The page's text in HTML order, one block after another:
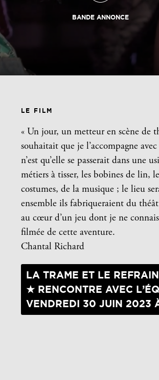
BANDE ANNONCE
LE FILM
« Un jour, un metteur en scène de
souhaitait que je l’accompagne
n’est qu’elle se passerait dans une
métiers à tisser, les bobines de lin,
costumes, de la musique ; le lieu
ensemble ils fabriqueraient du
au cœur d’un jeu dont je ne
filmée de cette aventure.
Chantal Richard
LA TRAME ET LE
★ RENCONTRE AVEC
VENDREDI 30 JUIN 2023